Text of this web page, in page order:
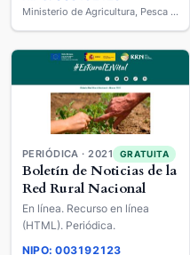
Ministerio de Agricultura, Pesca y Alimentación
PERIÓDICA · 2021 GRATUITA
Boletín de Noticias de la
Red Rural Nacional
En línea. Recurso en línea
(HTML). Periódica.
NIPO: 003192123